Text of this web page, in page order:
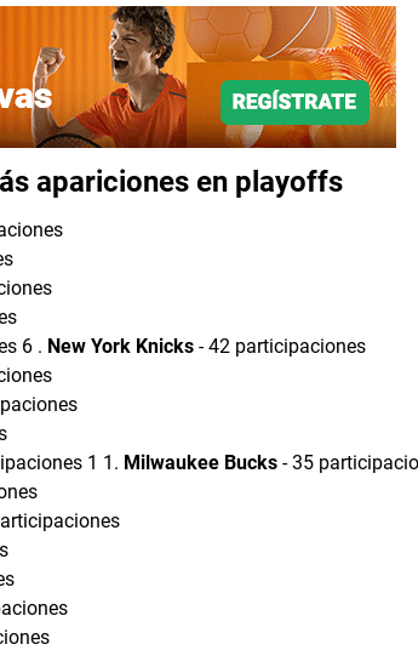
apariciones en playoffs
6 . New York Knicks - 42 participaciones
1 1. Milwaukee Bucks - 35